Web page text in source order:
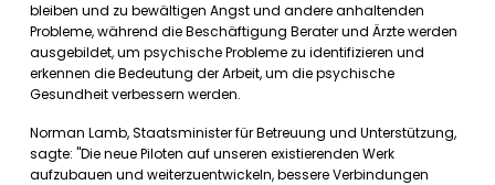
bleiben und zu bewältigen Angst und andere anhaltenden
Probleme, während die Beschäftigung Berater und Ärzte werden
ausgebildet, um psychische Probleme zu identifizieren und
erkennen die Bedeutung der Arbeit, um die psychische
Gesundheit verbessern werden.
Norman Lamb, Staatsminister für Betreuung und Unterstützung,
sagte: "Die neue Piloten auf unseren existierenden Werk
aufzubauen und weiterzuentwickeln, bessere Verbindungen